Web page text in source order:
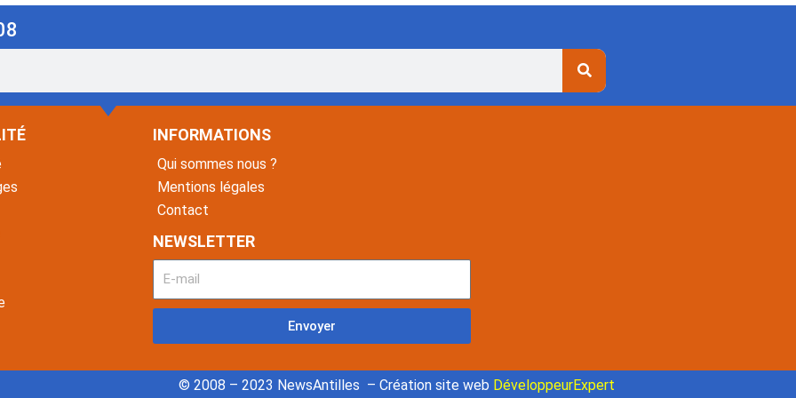
INFORMATIONS
Qui sommes nous ?
Mentions légales
Contact
NEWSLETTER
Envoyer
© 2008 – 2023 NewsAntilles – Création site web DéveloppeurExpert